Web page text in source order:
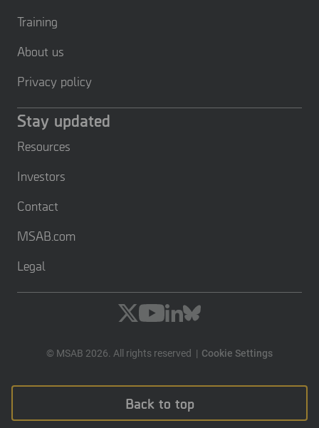
Training
About us
Privacy policy
Stay updated
Resources
Investors
Contact
MSAB.com
Legal
© MSAB 2026. All rights reserved Cookie Settings
Back to top